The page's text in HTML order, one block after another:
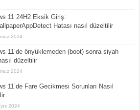
11 24H2 Eksik Giriş:
Hatası nasıl düzeltilir
2024
11’de önyüklemeden (boot) sonra siyah
düzeltilir
2024
11’de Fare Gecikmesi Sorunları Nasıl
2024